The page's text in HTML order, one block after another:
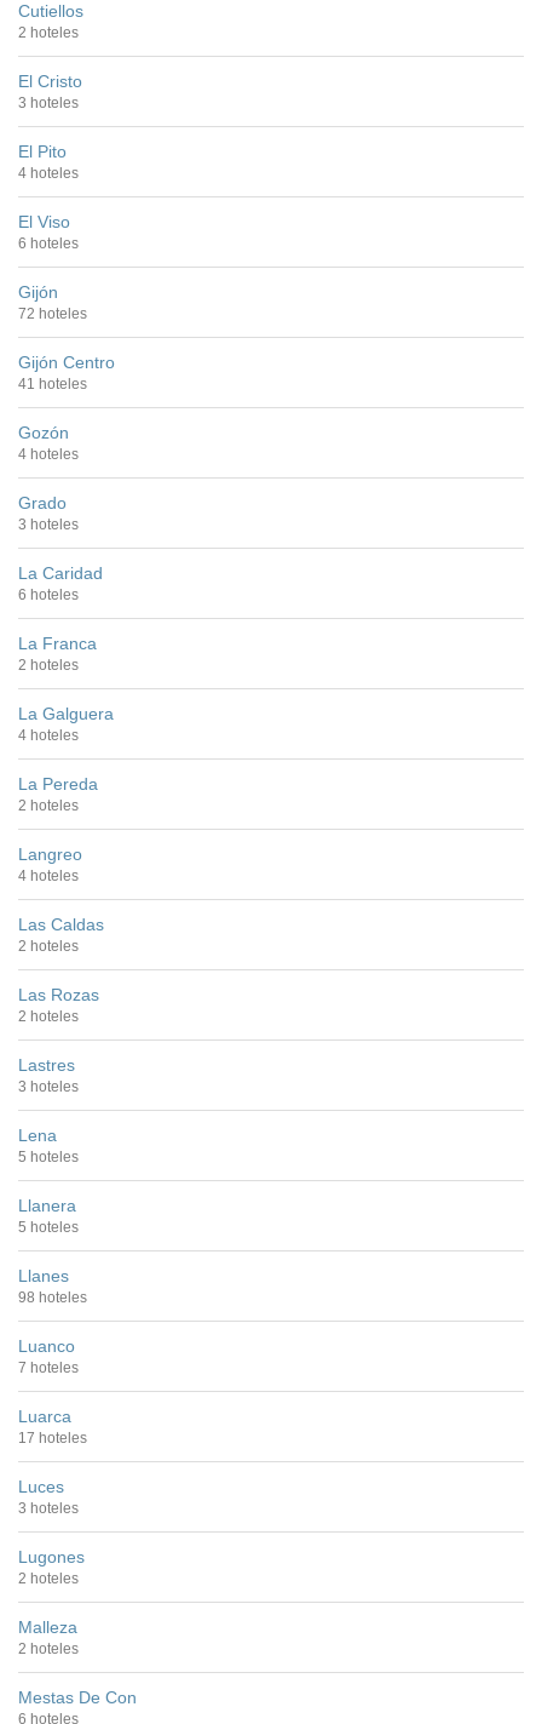
Cutiellos
2 hoteles
El Cristo
3 hoteles
El Pito
4 hoteles
El Viso
6 hoteles
Gijón
72 hoteles
Gijón Centro
41 hoteles
Gozón
4 hoteles
Grado
3 hoteles
La Caridad
6 hoteles
La Franca
2 hoteles
La Galguera
4 hoteles
La Pereda
2 hoteles
Langreo
4 hoteles
Las Caldas
2 hoteles
Las Rozas
2 hoteles
Lastres
3 hoteles
Lena
5 hoteles
Llanera
5 hoteles
Llanes
98 hoteles
Luanco
7 hoteles
Luarca
17 hoteles
Luces
3 hoteles
Lugones
2 hoteles
Malleza
2 hoteles
Mestas De Con
6 hoteles